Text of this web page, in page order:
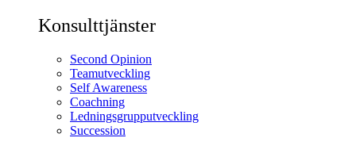
Konsulttjänster
Second Opinion
Teamutveckling
Self Awareness
Coachning
Ledningsgrupputveckling
Succession